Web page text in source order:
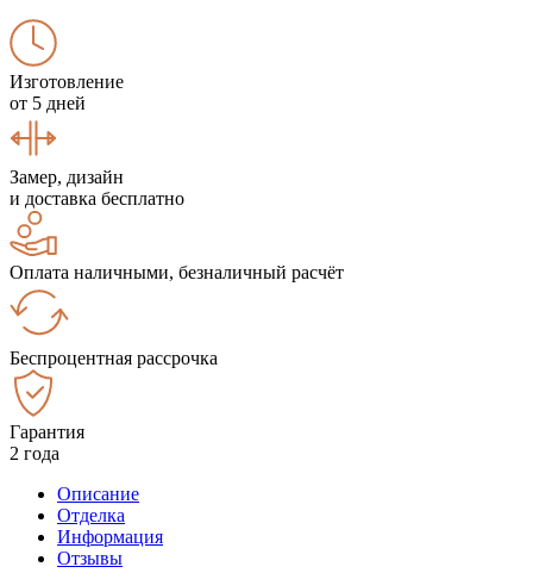
Изготовление
от 5 дней
Замер, дизайн
и доставка бесплатно
Оплата наличными, безналичный расчёт
Беспроцентная рассрочка
Гарантия
2 года
Описание
Отделка
Информация
Отзывы